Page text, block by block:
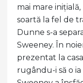
mai mare
soartă la fel de
Dunne s-a
Sweeney. În
prezentat la
rugându-i să o